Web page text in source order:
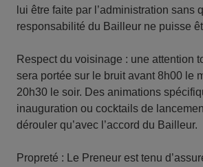
lui être faite par l’administration sans
responsabilité du Bailleur ne puisse
Respect du voisinage : une attention
sera portée sur le bruit avant 8h00 le
20h30 le soir. Des animations
inauguration ou cocktails de
dérouler qu’avec l’accord du Bailleur.
Propreté : Le Preneur est tenu